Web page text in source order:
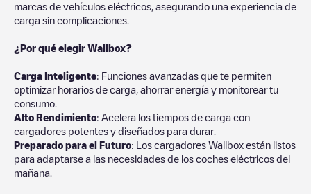
marcas de vehículos eléctricos, asegurando una experiencia de
carga sin complicaciones.
¿Por qué elegir Wallbox?
Carga Inteligente: Funciones avanzadas que te permiten
optimizar horarios de carga, ahorrar energía y monitorear tu
consumo.
Alto Rendimiento: Acelera los tiempos de carga con
cargadores potentes y diseñados para durar.
Preparado para el Futuro: Los cargadores Wallbox están listos
para adaptarse a las necesidades de los coches eléctricos del
mañana.